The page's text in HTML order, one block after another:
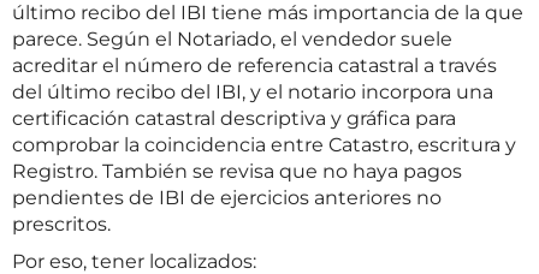
último recibo del IBI tiene más importancia de la que
parece. Según el Notariado, el vendedor suele
acreditar el número de referencia catastral a través
del último recibo del IBI, y el notario incorpora una
certificación catastral descriptiva y gráfica para
comprobar la coincidencia entre Catastro, escritura y
Registro. También se revisa que no haya pagos
pendientes de IBI de ejercicios anteriores no
prescritos.
Por eso, tener localizados: